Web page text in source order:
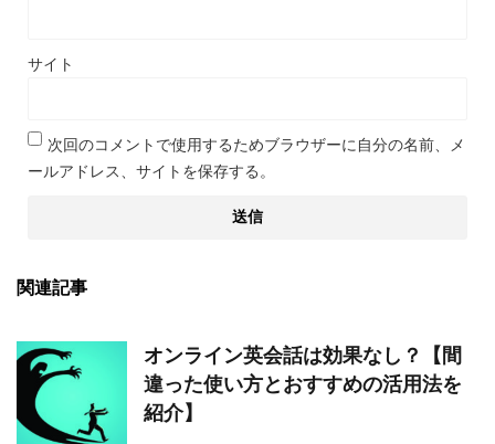
サイト
次回のコメントで使用するためブラウザーに自分の名前、メ
ールアドレス、サイトを保存する。
関連記事
オンライン英会話は効果なし？【間
違った使い方とおすすめの活用法を
紹介】